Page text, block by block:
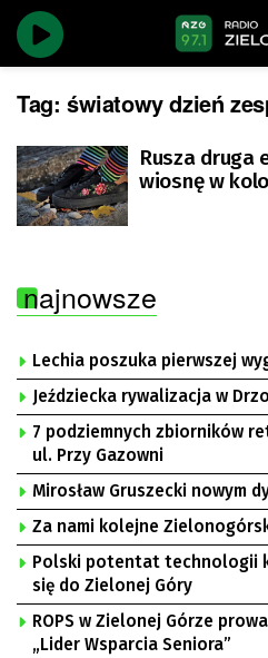
Tag: światowy dzień
Rusza druga
wiosnę w
najnowsze
Lechia poszuka pierwszej
Jeździecka rywalizacja w
7 podziemnych zbiorników
ul. Przy Gazowni
Mirosław Gruszecki nowym
Za nami kolejne
Polski potentat technologii
się do Zielonej Góry
ROPS w Zielonej Górze
„Lider Wsparcia Seniora”